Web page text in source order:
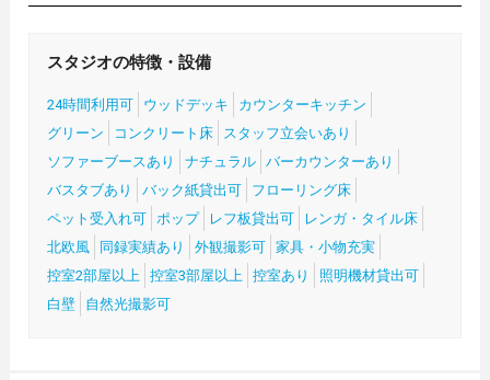
スタジオの特徴・設備
24時間利用可 ウッドデッキ
カウンターキッチン
グリーン
コンクリート床
スタッフ立会いあり
ソファーブースあり
ナチュラル
バーカウンターあり
バスタブあり
バック紙貸出可
フローリング床
ペット受入れ可
ポップ レフ板貸出可
レンガ・タイル床
北欧風
同録実績あり 外観撮影可
家具・小物充実
控室2部屋以上
控室3部屋以上 控室あり
照明機材貸出可
白壁
自然光撮影可